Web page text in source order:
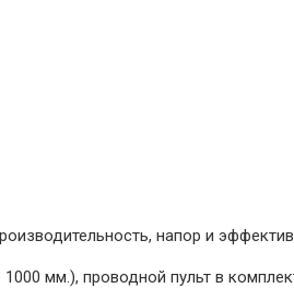
напор и
мм.), проводной пульт в